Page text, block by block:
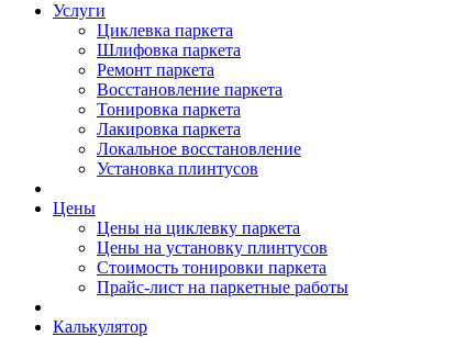
Услуги
Циклевка паркета
Шлифовка паркета
Ремонт паркета
Восстановление паркета
Тонировка паркета
Лакировка паркета
Локальное восстановление
Установка плинтусов
Цены
Цены на циклевку паркета
Цены на установку плинтусов
Стоимость тонировки паркета
Прайс-лист на паркетные работы
Калькулятор